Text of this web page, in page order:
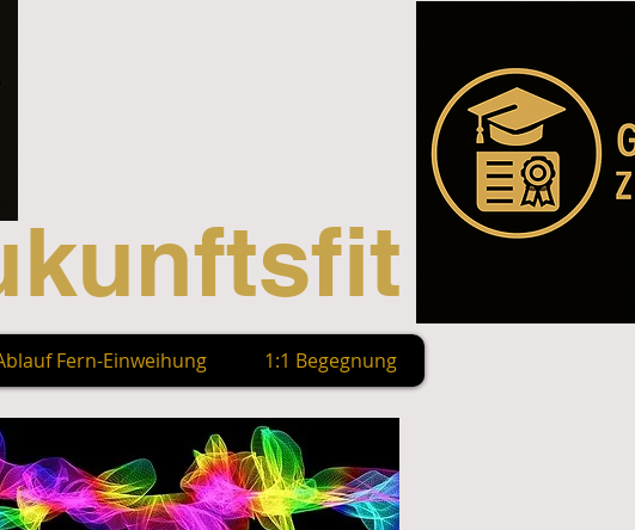
Fern-Einweihung 1:1 Begegnung